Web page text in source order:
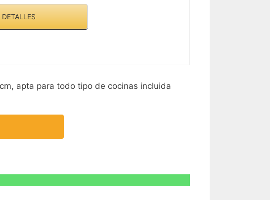
DETALLES
apta para todo tipo de cocinas incluida